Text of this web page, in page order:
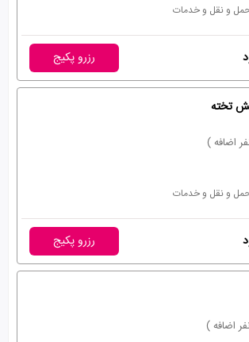
حمل و نقل و خدمات
رزرو پکیج
تخته
اضافه )
حمل و نقل و خدمات
رزرو پکیج
اضافه )